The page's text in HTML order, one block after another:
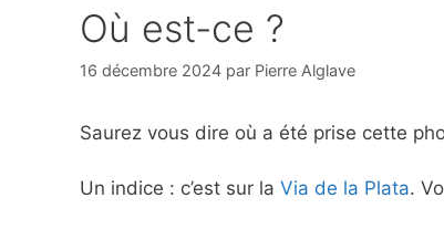
Où est-ce ?
16 décembre 2024 par Pierre Alglave
Saurez vous dire où a été prise cette
Un indice : c’est sur la Via de la Plata.